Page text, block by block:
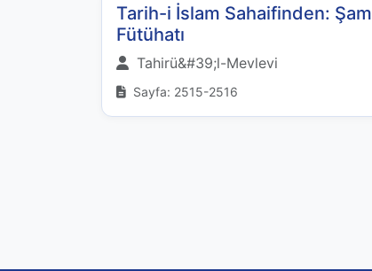
Tarih-i İslam Sahaifinden: Şam
Fütühatı
Tahirü&#39;l-Mevlevi
Sayfa: 2515-2516